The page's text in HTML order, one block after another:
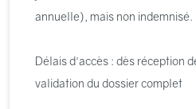
annuelle), mais non indemnisé.
Délais d'accès : dès réception
validation du dossier complet